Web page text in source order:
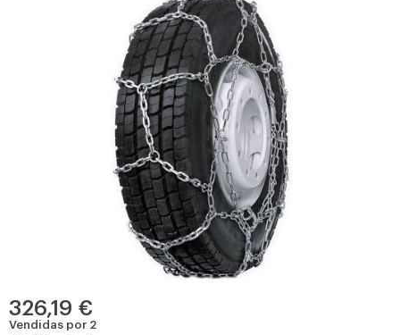
326,19 €
Vendidas por 2